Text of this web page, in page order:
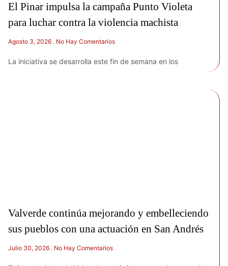
El Pinar impulsa la campaña Punto Violeta
para luchar contra la violencia machista
Agosto 3, 2026 No Hay Comentarios
La iniciativa se desarrolla este fin de semana en los
Valverde continúa mejorando y embelleciendo
sus pueblos con una actuación en San Andrés
Julio 30, 2026 No Hay Comentarios